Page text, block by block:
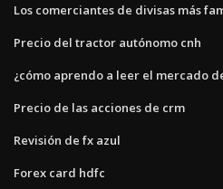
Los comerciantes de divisas más
Precio del tractor autónomo cnh
¿cómo aprendo a leer el mercado
Precio de las acciones de crm
Revisión de fx azul
Forex card hdfc